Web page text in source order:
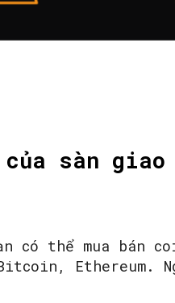
sàn
có thể mua bán
Ethereum.